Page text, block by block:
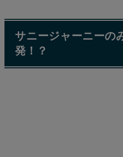
サニージャーニーの
発！？